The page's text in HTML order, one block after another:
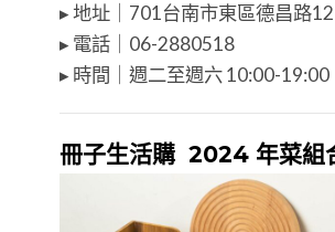
▸ 地址｜701台南市東區德昌路
▸ 電話｜06-2880518
▸ 時間｜週二至週六 10:00-19:00
冊子生活購 2024 年菜組